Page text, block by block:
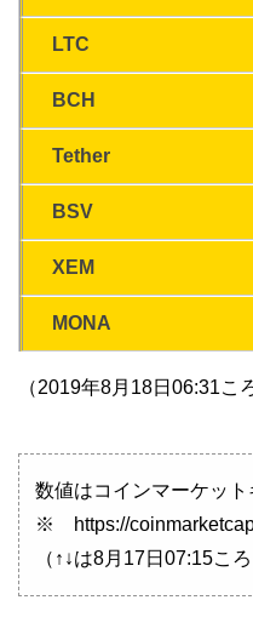
LTC
BCH
Tether
BSV
XEM
MONA
（2019年8月18日06:31こ
数値はコインマーケッ
※ https://
（↑↓は8月17日07:15こ